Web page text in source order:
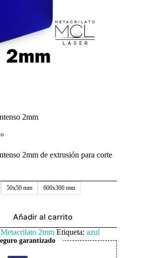
2mm
2mm de extrusión para corte
50x50 mm 600x300 mm
Añadir al carrito
Metacrilato 2mm Etiqueta: azul
garantizado